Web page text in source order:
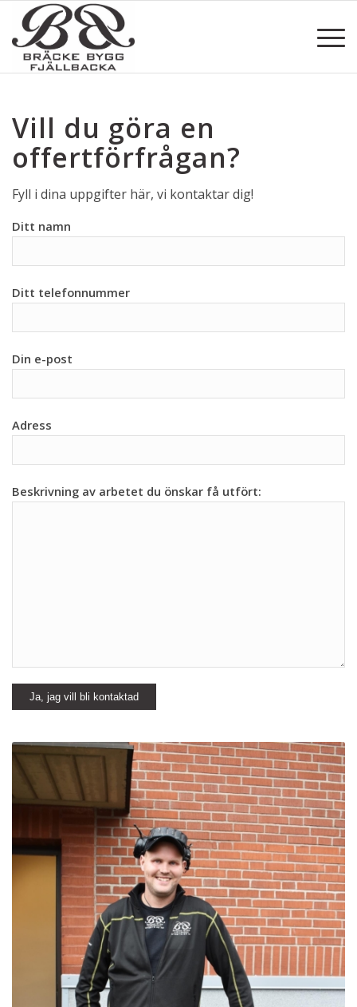
Vill du göra en
offertförfrågan?
Fyll i dina uppgifter här, vi kontaktar dig!
Ditt namn
Ditt telefonnummer
Din e-post
Adress
Beskrivning av arbetet du önskar få utfört: